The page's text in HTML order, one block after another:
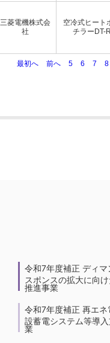
三菱電機株式会
社
空冷式ヒート
チラーDT-
最初へ 前へ 5 6 7 8
令和7年度補正 ディマ
スポンスの拡大に向
推進事業
令和7年度補正 再エネ
設蓄電システム等導
業